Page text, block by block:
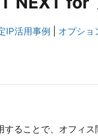
IP活用事例 オプショ
することで、オフィ